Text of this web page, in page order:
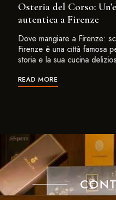
Osteria del Corso:
autentica a Firenze
Dove mangiare a Firenze:
Firenze è una città famosa
storia e la sua cucina
READ MORE